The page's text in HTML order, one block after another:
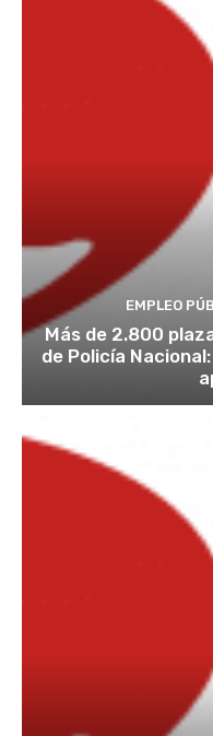
EMPLEO
Más de 2.800
de Policía